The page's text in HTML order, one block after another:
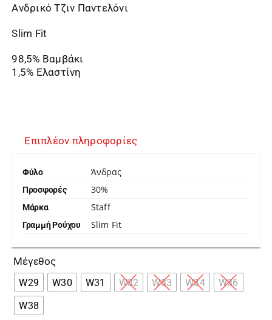
Ανδρικό Τζιν Παντελόνι
Slim Fit
98,5% Βαμβάκι
1,5% Ελαστίνη
Επιπλέον πληροφορίες
Φύλο Άνδρας
Προσφορές 30%
Μάρκα Staff
Γραμμή Ρούχου Slim Fit
Μέγεθος
W29 W30 W31 W32 W33 W34
W36
W38